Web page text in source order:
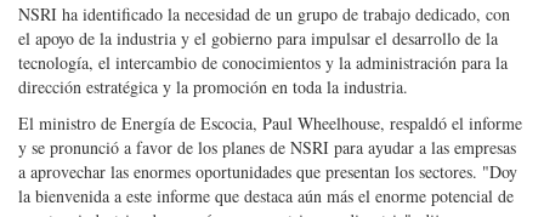
NSRI ha identificado la necesidad de un grupo de trabajo dedicado, con
el apoyo de la industria y el gobierno para impulsar el desarrollo de la
tecnología, el intercambio de conocimientos y la administración para la
dirección estratégica y la promoción en toda la industria.
El ministro de Energía de Escocia, Paul Wheelhouse, respaldó el informe
y se pronunció a favor de los planes de NSRI para ayudar a las empresas
a aprovechar las enormes oportunidades que presentan los sectores. "Doy
la bienvenida a este informe que destaca aún más el enorme potencial de